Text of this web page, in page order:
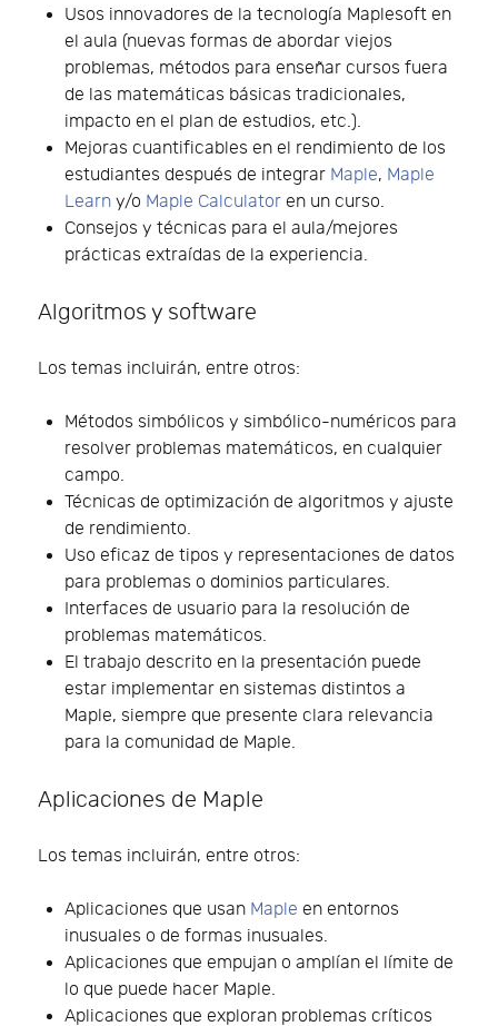
Usos innovadores de la tecnología Maplesoft en
el aula (nuevas formas de abordar viejos
problemas, métodos para enseñar cursos fuera
de las matemáticas básicas tradicionales,
impacto en el plan de estudios, etc.).
Mejoras cuantificables en el rendimiento de los
estudiantes después de integrar Maple, Maple
Learn y/o Maple Calculator en un curso.
Consejos y técnicas para el aula/mejores
prácticas extraídas de la experiencia.
Algoritmos y software
Los temas incluirán, entre otros:
Métodos simbólicos y simbólico-numéricos para
resolver problemas matemáticos, en cualquier
campo.
Técnicas de optimización de algoritmos y ajuste
de rendimiento.
Uso eficaz de tipos y representaciones de datos
para problemas o dominios particulares.
Interfaces de usuario para la resolución de
problemas matemáticos.
El trabajo descrito en la presentación puede
estar implementar en sistemas distintos a
Maple, siempre que presente clara relevancia
para la comunidad de Maple.
Aplicaciones de Maple
Los temas incluirán, entre otros:
Aplicaciones que usan Maple en entornos
inusuales o de formas inusuales.
Aplicaciones que empujan o amplían el límite de
lo que puede hacer Maple.
Aplicaciones que exploran problemas críticos